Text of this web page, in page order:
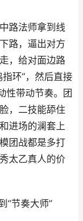
路法师拿到线
路，逼出对方
，给对面边路
环”，然后直接
性带动节奏。团
，二技能舔住
进场的澜套上
团战都是多打
太乙真人的价
“节奏大师”